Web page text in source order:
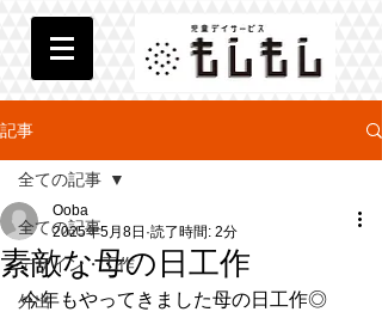
記事
全ての記事
デザイン・工作
外出
全ての記事
素敵な母の日工作
Ooba
2025年5月8日 読了時間: 2分
今年もやってきました母の日工作◎